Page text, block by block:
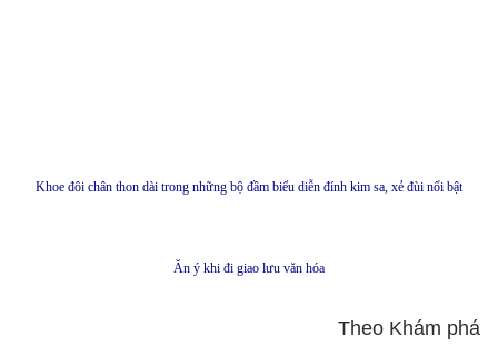
Khoe đôi chân thon dài trong những bộ đầm biểu diễn đính kim sa, xẻ đùi nổi bật
Ăn ý khi đi giao lưu văn hóa
Theo Khám phá